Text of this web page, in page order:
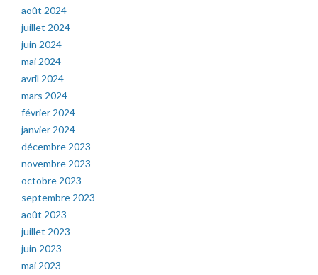
août 2024
juillet 2024
juin 2024
mai 2024
avril 2024
mars 2024
février 2024
janvier 2024
décembre 2023
novembre 2023
octobre 2023
septembre 2023
août 2023
juillet 2023
juin 2023
mai 2023